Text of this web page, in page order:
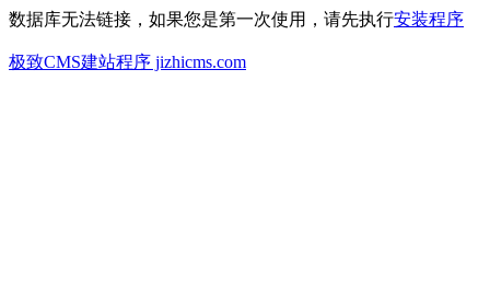
数据库无法链接，如果您是第一次使用，请先执行安装程序
极致CMS建站程序 jizhicms.com